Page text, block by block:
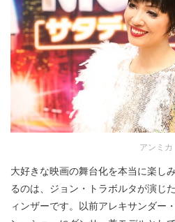
アンミカ
大好きな映画の舞台化を本当に楽し
るのは、ジョン・トラボルタが演じ
ィンザーです。以前アレキサンダー